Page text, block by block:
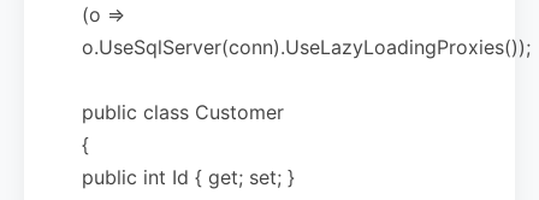
(o =>
o.UseSqlServer(conn).UseLazyLoadingProxies());
public class Customer
{
public int Id { get; set; }